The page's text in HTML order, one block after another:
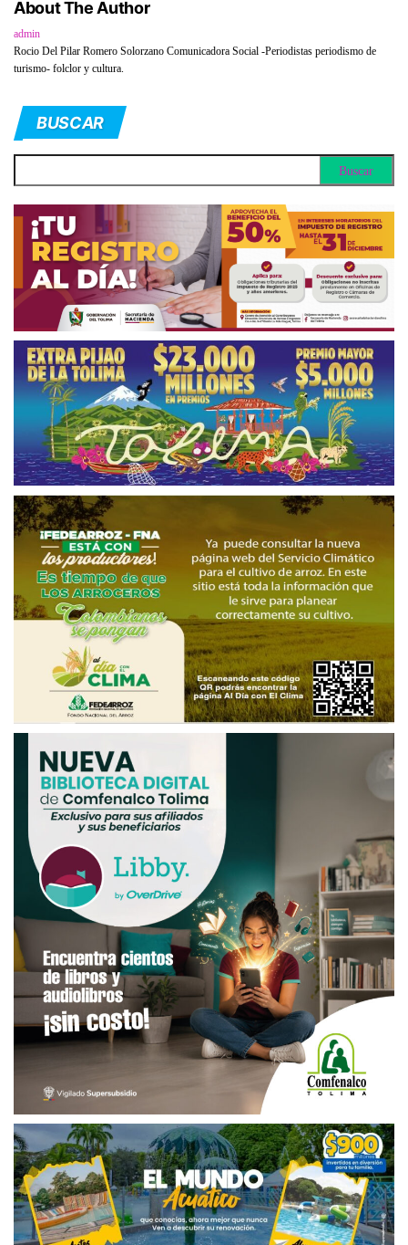
About The Author
admin
Rocio Del Pilar Romero Solorzano Comunicadora Social -Periodistas periodismo de
turismo- folclor y cultura.
BUSCAR